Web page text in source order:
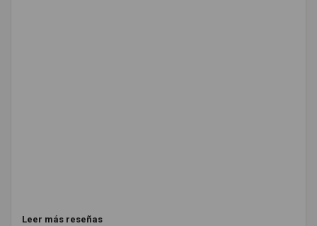
Leer más reseñas